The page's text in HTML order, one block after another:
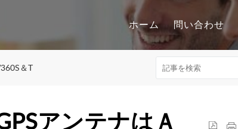
ホーム 問い合わせ
＆T
アンテナはＡ